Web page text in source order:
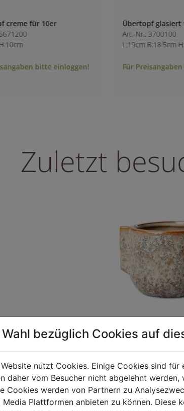
glasiert für 18er blaugrün
Nr.: 3700100
B:18.5cm H:16.5cm
Preisangaben bitte einloggen!
Vase mit
Art.-Nr.:
L:16cm
Für
Zuletzt
gültigen Mehrwertsteuer und
50,00 EUR behalten wir uns die
Farbabweichungen zwischen der
Wahl bezüglich Cookies auf
Website nutzt Cookies. Einige Cookies sind
daher vom Besucher nicht abgelehnt
Cookies werden von Partnern zu
Media Plattformen anbieten zu können. Diese